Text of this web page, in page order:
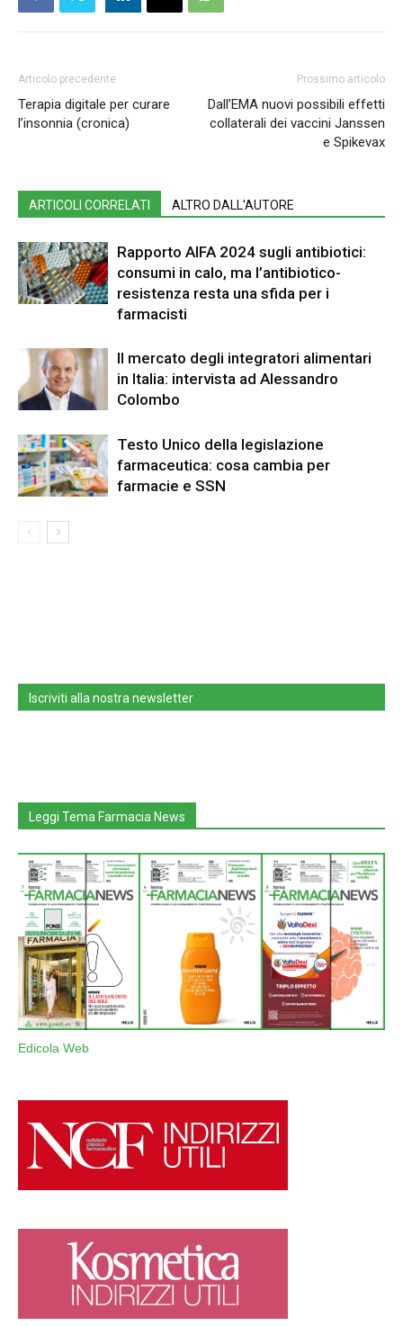
Articolo precedente
Terapia digitale per curare
l’insonnia (cronica)
Prossimo articolo
Dall’EMA nuovi possibili effetti
collaterali dei vaccini Janssen
e Spikevax
ARTICOLI CORRELATI ALTRO DALL'AUTORE
Rapporto AIFA 2024 sugli antibiotici:
consumi in calo, ma l’antibiotico-
resistenza resta una sfida per i
farmacisti
Il mercato degli integratori alimentari
in Italia: intervista ad Alessandro
Colombo
Testo Unico della legislazione
farmaceutica: cosa cambia per
farmacie e SSN
Iscriviti alla nostra newsletter
Leggi Tema Farmacia News
Edicola Web